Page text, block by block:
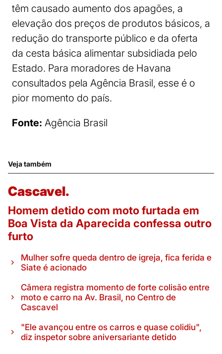
têm causado aumento dos apagões, a
elevação dos preços de produtos básicos, a
redução do transporte público e da oferta
da cesta básica alimentar subsidiada pelo
Estado. Para moradores de Havana
consultados pela Agência Brasil, esse é o
pior momento do país.
Fonte: Agência Brasil
Veja também
Cascavel.
Homem detido com moto furtada em
Boa Vista da Aparecida confessa outro
furto
Mulher sofre queda dentro de igreja, fica ferida e
Siate é acionado
Câmera registra momento de forte colisão entre
moto e carro na Av. Brasil, no Centro de
Cascavel
"Ele avançou entre os carros e quase colidiu",
diz inspetor sobre aniversariante detido